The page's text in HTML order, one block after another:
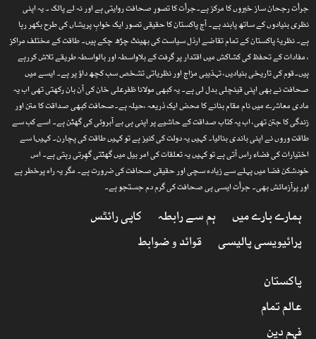
جرأت رجحان ساز خبروں کا مرکز ہے۔جرأت کا تصورِ صحافت روایتی ہے اور نہ لے پالک ۔ یہ اپنی
نظری بنیادوں کے ساتھ پابند ہے۔ آج پاکستان کا حقیقی تصور ایک خوابِ پریشاں کی طرح بکھر رہا
ہے۔ نظریۂ پاکستان کے تمام تقاضے ارذل سیاست کی بھینٹ چڑھ چکے ہیں۔ طاقت کے مختلف مراکز
، مفادات کے تحفظ کی کشاکش میں اقتدار پر گرفت کے بلاواسطہ اور بالواسطہ طریقے تلاش کررہے
ہیں۔قوم کی تاریخی بنیادیں، تہذیبی مزاج اور نظریاتی تشخص سب کچھ داؤ پر ہے۔ ایسے میں
صحافت نے بھی اپنی قینچلی بدل لی ہے۔ یہ کبھی مولانا ظفرعلی خان کی آن بان رکھتی تھی اب یہ
مادی معاشرے میں نام مقام بنانے کا محض ایک ذریعہ ،حیلہ ہے۔صحافت کبھی صداقت کا متن اور
زندگی کا جتن تھی، اب یہ کتاب صداقت کے حاشیے پر اپنی ہی بے آبروئی کی گھٹن ہے۔ اسے کب سے
طاقت وروں نے اپنی باندی بنالیا۔ کہیں یہ دولت کی کنیز ہے تو کہیں طاقت کی پچارن۔ کہیںا سے
اختیارات کی فضاء راس آتی ہے تو کہیں یہ تعلقات کی امر بیل میں گھٹتی گھِرتی رہتی ہے۔ اس
خودشکن فضا میں پہلے سے زیادہ سچی اور حقیقی صحافت کی ضرورت ہے۔ مگر یہ راہ پرخطر ہے
اور پرآزمائش بھی۔ جرأت ایسی ہی صحافت کی گرم دم جستجو ہے۔
ہمارے بارے میں ہم سے رابطہ
کاپی رائٹس
پرائیویسی پالیسی
قوائد و ضوابط
پاکستان
عالم تمام